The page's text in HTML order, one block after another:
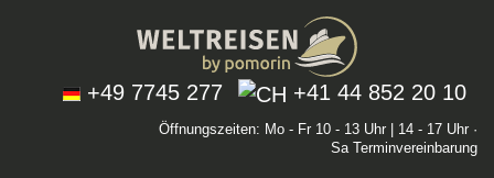
+49 7745 277 +41 44 852 20 10
Öffnungszeiten: Mo - Fr 10 - 13 Uhr | 14 - 17 Uhr ·
Sa Terminvereinbarung